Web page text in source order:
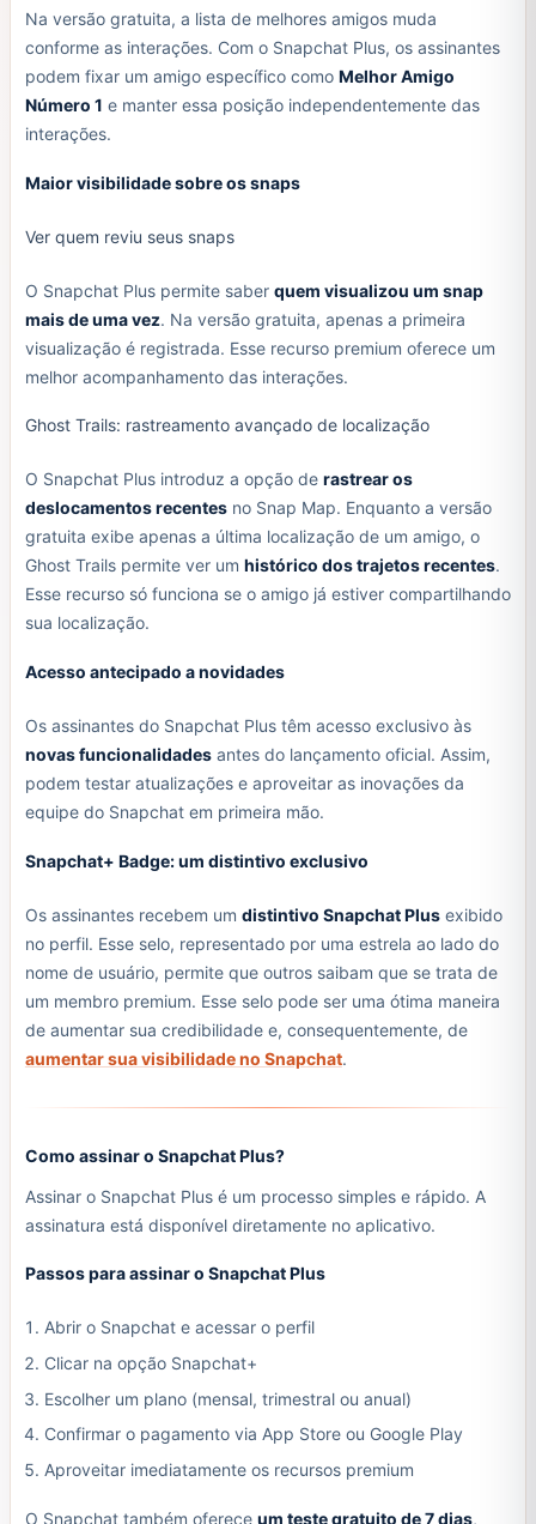
Na versão gratuita, a lista de melhores amigos muda
conforme as interações. Com o Snapchat Plus, os assinantes
podem fixar um amigo específico como Melhor Amigo
Número 1 e manter essa posição independentemente das
interações.
Maior visibilidade sobre os snaps
Ver quem reviu seus snaps
O Snapchat Plus permite saber quem visualizou um snap
mais de uma vez. Na versão gratuita, apenas a primeira
visualização é registrada. Esse recurso premium oferece um
melhor acompanhamento das interações.
Ghost Trails: rastreamento avançado de localização
O Snapchat Plus introduz a opção de rastrear os
deslocamentos recentesno Snap Map. Enquanto a versão
gratuita exibe apenas a última localização de um amigo, o
Ghost Trails permite ver um histórico dos trajetos recentes.
Esse recurso só funciona se o amigo já estiver compartilhando
sua localização.
Acesso antecipado a novidades
Os assinantes do Snapchat Plus têm acesso exclusivo às
novas funcionalidadesantes do lançamento oficial. Assim,
podem testar atualizações e aproveitar as inovações da
equipe do Snapchat em primeira mão.
Snapchat+ Badge: um distintivo exclusivo
Os assinantes recebem um distintivo Snapchat Plusexibido
no perfil. Esse selo, representado por uma estrela ao lado do
nome de usuário, permite que outros saibam que se trata de
um membro premium. Esse selo pode ser uma ótima maneira
de aumentar sua credibilidade e, consequentemente, de
aumentar sua visibilidade no Snapchat.
Como assinar o Snapchat Plus?
Assinar o Snapchat Plus é um processo simples e rápido. A
assinatura está disponível diretamente no aplicativo.
Passos para assinar o Snapchat Plus
Abrir o Snapchat e acessar o perfil
Clicar na opção Snapchat+
Escolher um plano (mensal, trimestral ou anual)
Confirmar o pagamento via App Store ou Google Play
Aproveitar imediatamente os recursos premium
O Snapchat também oferece um teste gratuito de 7 dias,